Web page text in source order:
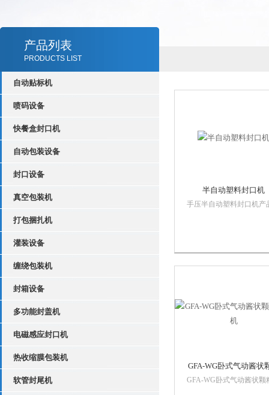
产品列表
PRODUCTS LIST
自动贴标机
喷码设备
快餐盒封口机
自动包装设备
封口设备
真空包装机
打包捆扎机
灌装设备
缠绕包装机
封箱设备
多功能封盖机
电磁感应封口机
热收缩膜包装机
软管封尾机
半自动塑料封口机
手压半自动塑料封口机产
功能，并可卧、立、落地
用。用于单层薄膜几及个
GFA-WG卧式气动酱状
灌装机
GFA-WG卧式气动酱状颗